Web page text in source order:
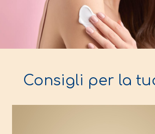
Consigli per la